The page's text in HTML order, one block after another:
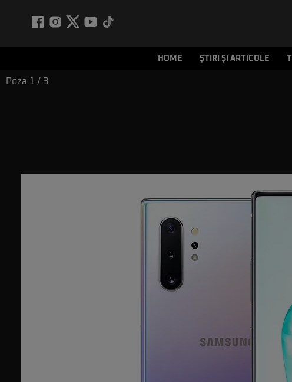
HOME ȘTIRI ȘI ARTICOLE
Poza 1 / 3